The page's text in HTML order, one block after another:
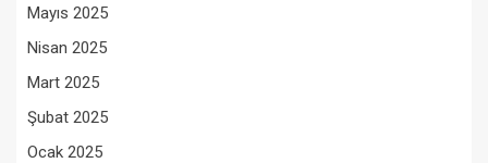
Mayıs 2025
Nisan 2025
Mart 2025
Şubat 2025
Ocak 2025